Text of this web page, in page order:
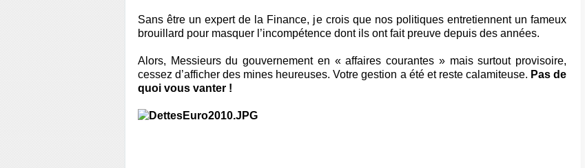
Sans être un expert de la Finance, je crois que nos politiques entretiennent un fameux
brouillard pour masquer l’incompétence dont ils ont fait preuve depuis des années.
Alors, Messieurs du gouvernement en « affaires courantes » mais surtout provisoire,
cessez d’afficher des mines heureuses. Votre gestion a été et reste calamiteuse. Pas de
quoi vous vanter !